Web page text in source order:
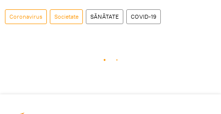
Coronavirus Societate SĂNĂTATE COVID-19